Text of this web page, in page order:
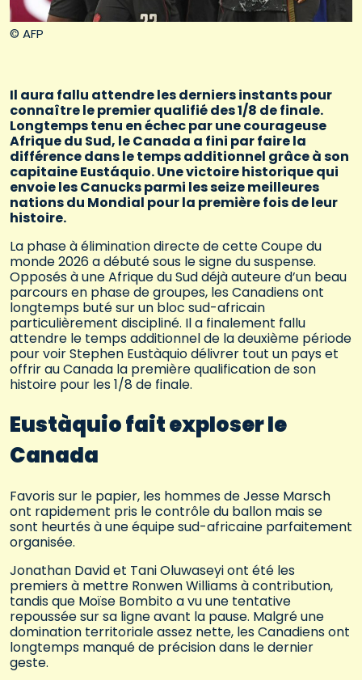
© AFP
Il aura fallu attendre les derniers instants pour
connaître le premier qualifié des 1/8 de finale.
Longtemps tenu en échec par une courageuse
Afrique du Sud, le Canada a fini par faire la
différence dans le temps additionnel grâce à son
capitaine Eustáquio. Une victoire historique qui
envoie les Canucks parmi les seize meilleures
nations du Mondial pour la première fois de leur
histoire.
La phase à élimination directe de cette Coupe du
monde 2026 a débuté sous le signe du suspense.
Opposés à une Afrique du Sud déjà auteure d’un beau
parcours en phase de groupes, les Canadiens ont
longtemps buté sur un bloc sud-africain
particulièrement discipliné. Il a finalement fallu
attendre le temps additionnel de la deuxième période
pour voir Stephen Eustàquio délivrer tout un pays et
offrir au Canada la première qualification de son
histoire pour les 1/8 de finale.
Eustàquio fait exploser le
Canada
Favoris sur le papier, les hommes de Jesse Marsch
ont rapidement pris le contrôle du ballon mais se
sont heurtés à une équipe sud-africaine parfaitement
organisée.
Jonathan David et Tani Oluwaseyi ont été les
premiers à mettre Ronwen Williams à contribution,
tandis que Moïse Bombito a vu une tentative
repoussée sur sa ligne avant la pause. Malgré une
domination territoriale assez nette, les Canadiens ont
longtemps manqué de précision dans le dernier
geste.